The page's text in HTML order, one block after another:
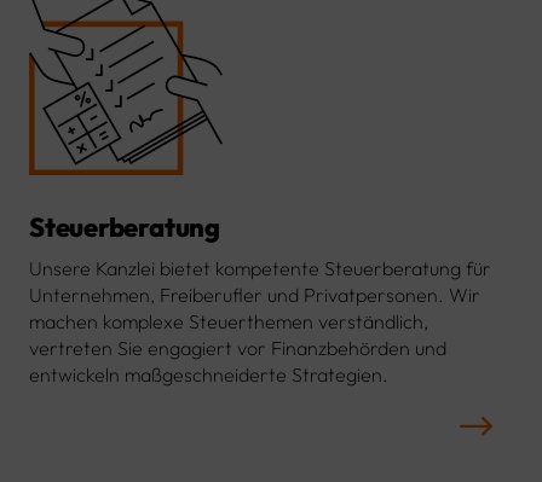
Steuerberatung
Unsere Kanzlei bietet kompetente Steuerberatung für
Unternehmen, Freiberufler und Privatpersonen. Wir
machen komplexe Steuerthemen verständlich,
vertreten Sie engagiert vor Finanzbehörden und
entwickeln maßgeschneiderte Strategien.